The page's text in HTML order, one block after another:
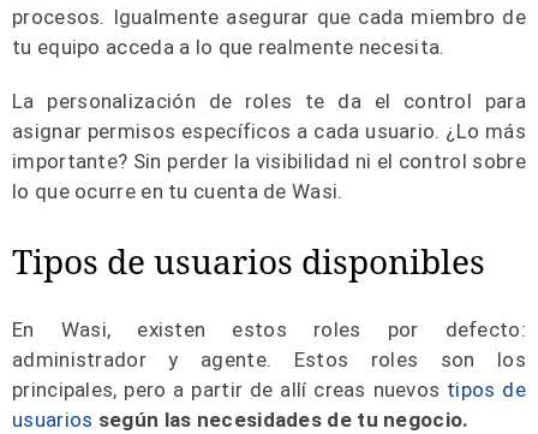
procesos. Igualmente asegurar que cada miembro de
tu equipo acceda a lo que realmente necesita.
La personalización de roles te da el control para
asignar permisos específicos a cada usuario. ¿Lo más
importante? Sin perder la visibilidad ni el control sobre
lo que ocurre en tu cuenta de Wasi.
Tipos de usuarios disponibles
En Wasi, existen estos roles por defecto:
administrador y agente. Estos roles son los
principales, pero a partir de allí creas nuevos tipos de
usuarios según las necesidades de tu negocio.